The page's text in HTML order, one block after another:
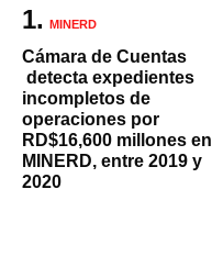
MINERD
Cámara de Cuentas
detecta expedientes
incompletos de
operaciones por
RD$16,600 millones en
MINERD, entre 2019 y
2020